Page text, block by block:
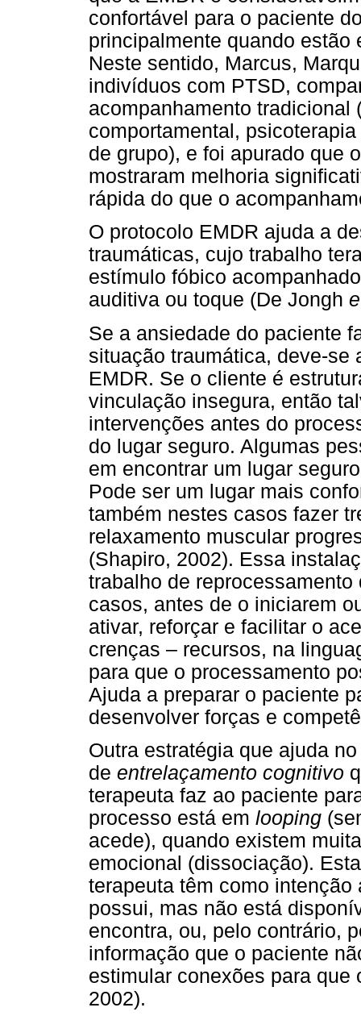
confortável para o paciente
principalmente quando
Neste sentido, Marcus,
indivíduos com PTSD,
acompanhamento tradicional
comportamental,
de grupo), e foi apurado que
mostraram melhoria
rápida do que o
O protocolo EMDR ajuda a
traumáticas, cujo trabalho
estímulo fóbico
auditiva ou toque (De Jongh
Se a ansiedade do paciente
situação traumática, deve-se
EMDR. Se o cliente é
vinculação insegura, então
intervenções antes do
do lugar seguro. Algumas
em encontrar um lugar
Pode ser um lugar mais
também nestes casos fazer
relaxamento muscular
(Shapiro, 2002). Essa
trabalho de
casos, antes de o iniciarem
ativar, reforçar e facilitar o
crenças – recursos, na
para que o processamento
Ajuda a preparar o paciente
desenvolver forças e
Outra estratégia que ajuda
de entrelaçamento cognitivo
terapeuta faz ao paciente
processo está em looping
acede), quando existem
emocional (dissociação).
terapeuta têm como
possui, mas não está
encontra, ou, pelo contrário,
informação que o paciente
estimular conexões para que
2002).